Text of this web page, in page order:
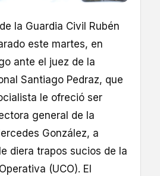
la Guardia Civil Rubén
este martes, en
ante el juez de la
Santiago Pedraz, que
le ofreció ser
general de la
González, a
diera trapos sucios de la
(UCO). El